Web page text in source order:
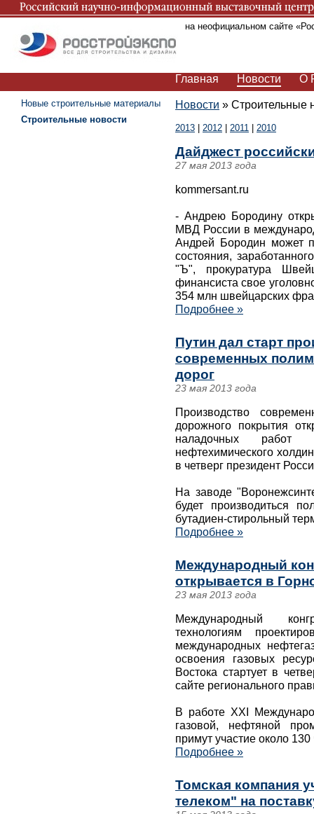
Вы находитесь на неофициальном сайте
Главная Новости О
Новости » Строительные
2013 2012 2011 2010
Дайджест
27 мая 2013 года
kommersant.ru
- Андрею Бородину
МВД России в
Андрей Бородин может
состояния,
"Ъ", прокуратура
финансиста свое
354 млн швейцарских
Подробнее »
Путин дал старт
современных
дорог
23 мая 2013 года
Производство
дорожного покрытия
наладочных работ
нефтехимического
в четверг президент
На заводе
будет производиться
бутадиен-стирольный
Подробнее »
Международный
открывается в
23 мая 2013 года
Международный
технологиям
международных
освоения газовых
Востока стартует в
сайте регионального
В работе XXI
газовой, нефтяной
примут участие около 130
Подробнее »
Томская компания
телеком" на
Новые строительные материалы
Строительные новости